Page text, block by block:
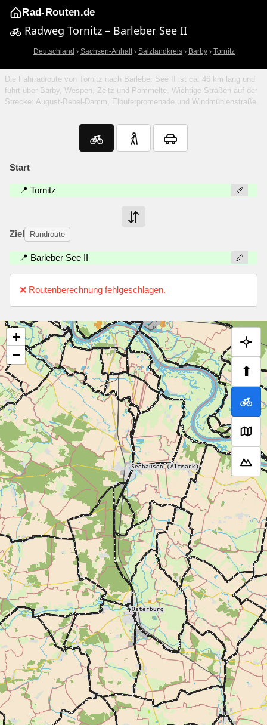
Rad-Routen.de
Radweg Tornitz – Barleber See II
Deutschland › Sachsen-Anhalt› Salzlandkreis › Barby › Tornitz
Die Fahrradroute von Tornitz nach Barleber See II ist ca. 46 km lang und
führt über Barby, Wespen, Zeitz und Pömmelte. Wichtige Straßen auf der
Strecke: August-Bebel-Damm, Elbuferpromenade und Windmühlenstraße.
Start
📍 Tornitz
Ziel Rundroute
📍 Barleber See II
❌ Routenberechnung fehlgeschlagen.
⬆
+
−